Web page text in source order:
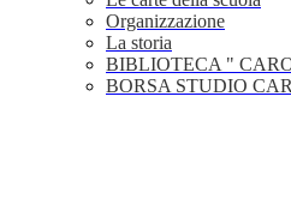
Organizzazione
La storia
BIBLIOTECA "
BORSA STUDIO